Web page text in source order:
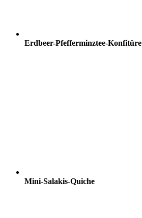
Erdbeer-Pfefferminztee-Konfitüre
Mini-Salakis-Quiche